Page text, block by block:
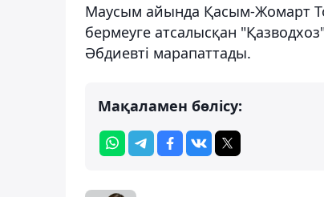
Маусым айында Қасым-Жомарт
бермеуге атсалысқан
Әбдиевті марапаттады.
Мақаламен бөлісу: